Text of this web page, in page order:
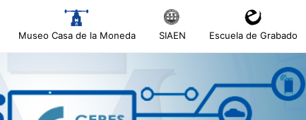
Museo Casa de la Moneda SIAEN Escuela de Grabado